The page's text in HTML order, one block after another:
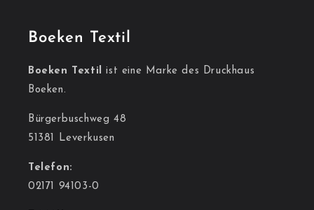
Boeken Textil
Boeken Textil ist eine Marke des Druckhaus
Boeken.
Bürgerbuschweg 48
51381 Leverkusen
Telefon:
02171 94103-0